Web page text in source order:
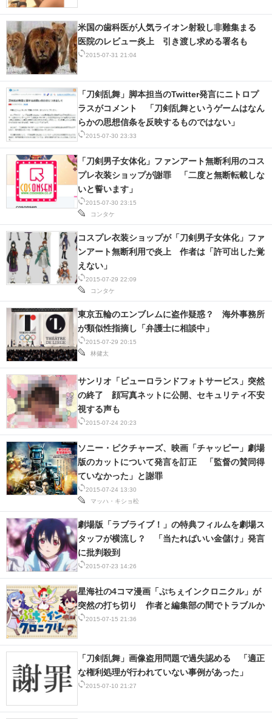
2015-07-31 21:04
米国の歯科医が人気ライオン射殺し非難集まる
医院のレビュー炎上 引き渡し求める署名も
2015-07-30 23:33
「刀剣乱舞」脚本担当のTwitter発言にニトロプ
ラスがコメント 「刀剣乱舞というゲームはなん
らかの思想信条を反映するものではない」
2015-07-30 23:15
コンタケ
「刀剣男子女体化」ファンアート無断利用のコス
プレ衣装ショップが謝罪 「二度と無断転載しな
いと誓います」
2015-07-29 22:09
コンタケ
コスプレ衣装ショップが「刀剣男子女体化」ファ
ンアート無断利用で炎上 作者は「許可出した覚
えない」
2015-07-29 20:15
林健太
東京五輪のエンブレムに盗作疑惑？ 海外事務所
が類似性指摘し「弁護士に相談中」
2015-07-24 20:23
サンリオ「ピューロランドフォトサービス」突然
の終了 顔写真ネットに公開、セキュリティ不安
視する声も
2015-07-24 13:30
マッハ・キショ松
ソニー・ピクチャーズ、映画「チャッピー」劇場
版のカットについて発言を訂正 「監督の賛同得
ていなかった」と謝罪
2015-07-23 14:26
劇場版「ラブライブ！」の特典フィルムを劇場ス
タッフが横流し？ 「当たればいい金儲け」発言
に批判殺到
2015-07-15 21:36
星海社の4コマ漫画「ぷちぇインクロニクル」が
突然の打ち切り 作者と編集部の間でトラブルか
2015-07-10 21:27
「刀剣乱舞」画像盗用問題で過失認める 「適正
な権利処理が行われていない事例があった」